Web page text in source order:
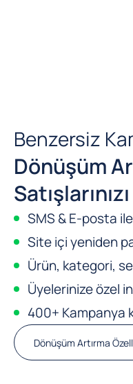
Benzersiz
Dönüşüm
SMS & E-posta
Site içi yeniden
Ürün, kategori,
Üyelerinize özel
400+ Kampanya
Dönüşüm Artırma